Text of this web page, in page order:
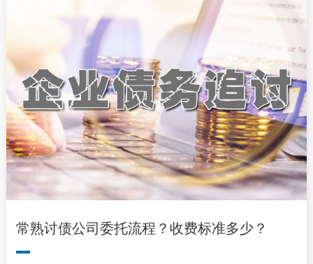
常熟讨债公司委托流程？收费标准多少？